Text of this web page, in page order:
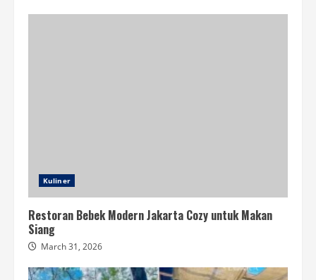
Kuliner
Restoran Bebek Modern Jakarta Cozy untuk Makan
Siang
March 31, 2026